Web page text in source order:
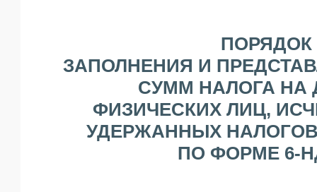
ПОРЯДОК
ЗАПОЛНЕНИЯ И
СУММ НАЛОГА НА
ФИЗИЧЕСКИХ ЛИЦ,
УДЕРЖАННЫХ
ПО ФОРМЕ 6-